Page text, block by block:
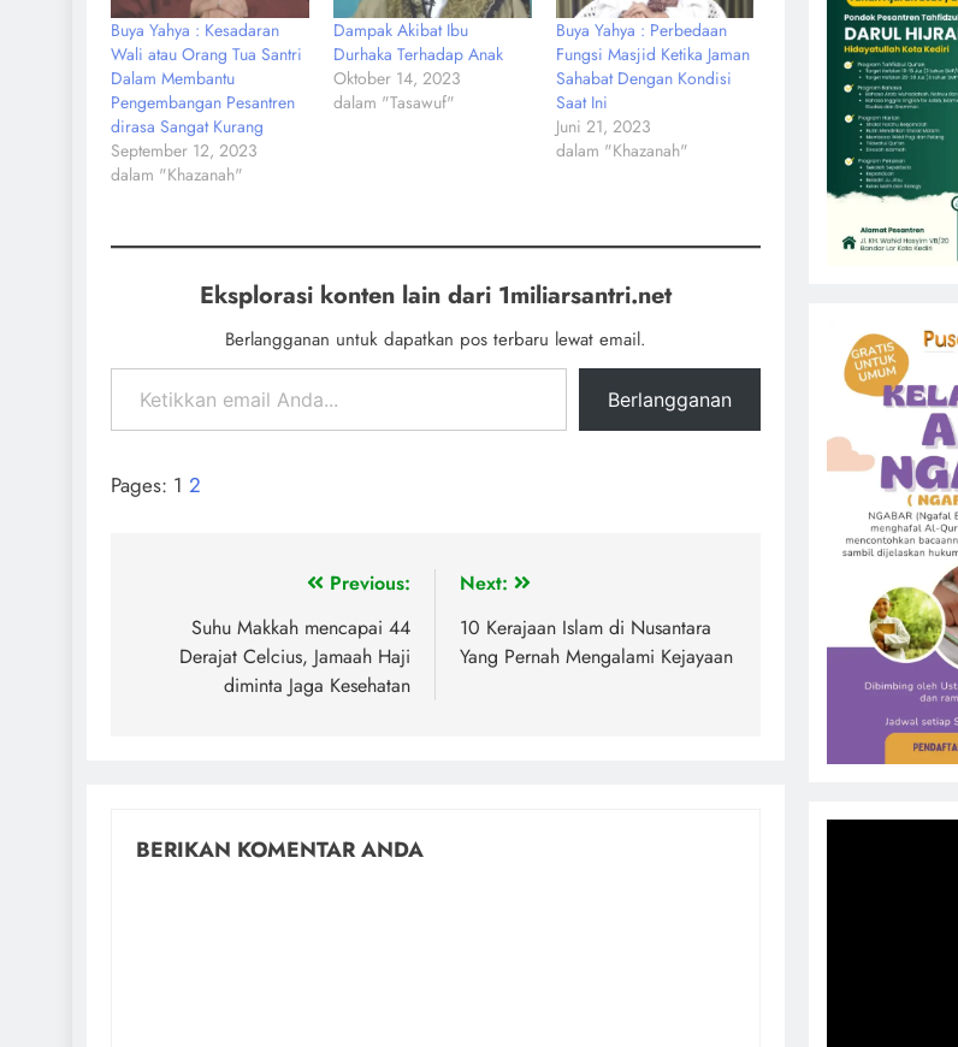
Buya Yahya : Kesadaran
Wali atau Orang Tua Santri
Dalam Membantu
Pengembangan Pesantren
dirasa Sangat Kurang
September 12, 2023
dalam "Khazanah"
Dampak Akibat Ibu
Durhaka Terhadap Anak
Oktober 14, 2023
dalam "Tasawuf"
Buya Yahya : Perbedaan
Fungsi Masjid Ketika Jaman
Sahabat Dengan Kondisi
Saat Ini
Juni 21, 2023
dalam "Khazanah"
Eksplorasi konten lain dari 1miliarsantri.net
Berlangganan untuk dapatkan pos terbaru lewat email.
Berlangganan
Pages: 1 2
Previous:
Suhu Makkah mencapai 44
Derajat Celcius, Jamaah Haji
diminta Jaga Kesehatan
Next:
10 Kerajaan Islam di Nusantara
Yang Pernah Mengalami Kejayaan
BERIKAN KOMENTAR ANDA